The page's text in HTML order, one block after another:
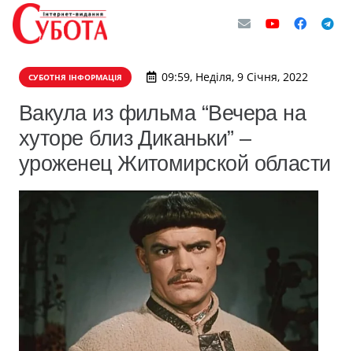
СУБОТНЯ ІНФОРМАЦІЯ 09:59, Неділя, 9 Січня, 2022
Вакула из фильма “Вечера на
хуторе близ Диканьки” –
уроженец Житомирской области